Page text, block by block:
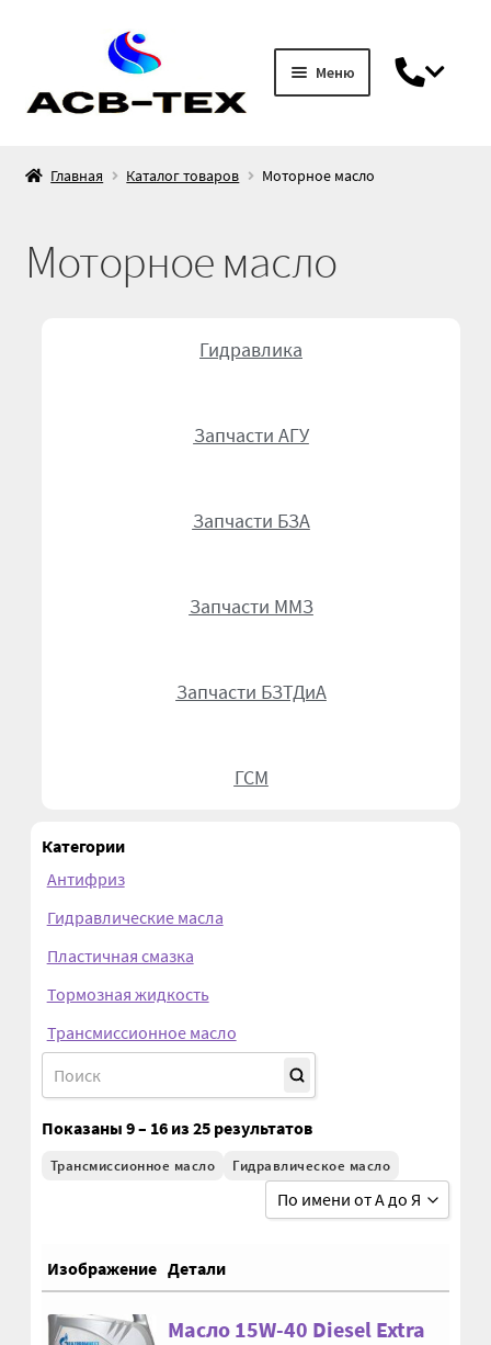
Меню
Доставка и оплата
Валы АГУ
Винты DIN 912
Втулки АГУ
Гайки DIN 74361
Гайки GUK
Гайки ГОСТ 11871-88
Главная Каталог товаров Моторное масло
Моторное масло
Гидравлика
Запчасти АГУ
Запчасти БЗА
Запчасти ММЗ
Запчасти БЗТДиА
ГСМ
Категории
Антифриз
Гидравлические масла
Пластичная смазка
Тормозная жидкость
Трансмиссионное масло
Показаны 9 – 16 из 25 результатов
Трансмиссионное масло Гидравлическое масло
По имени от А до Я
От макс. к мин. цене
По дате добавления
Изображение Детали
Масло 15W-40 Diesel Extra